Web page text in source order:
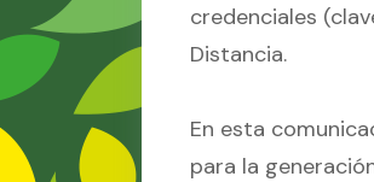
credenciales
Distancia.
En esta
para la